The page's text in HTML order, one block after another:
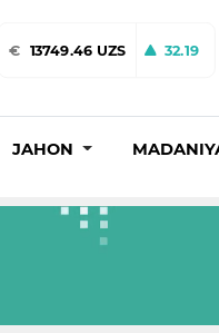
€ 13749.46 UZS 32.19
JAHON